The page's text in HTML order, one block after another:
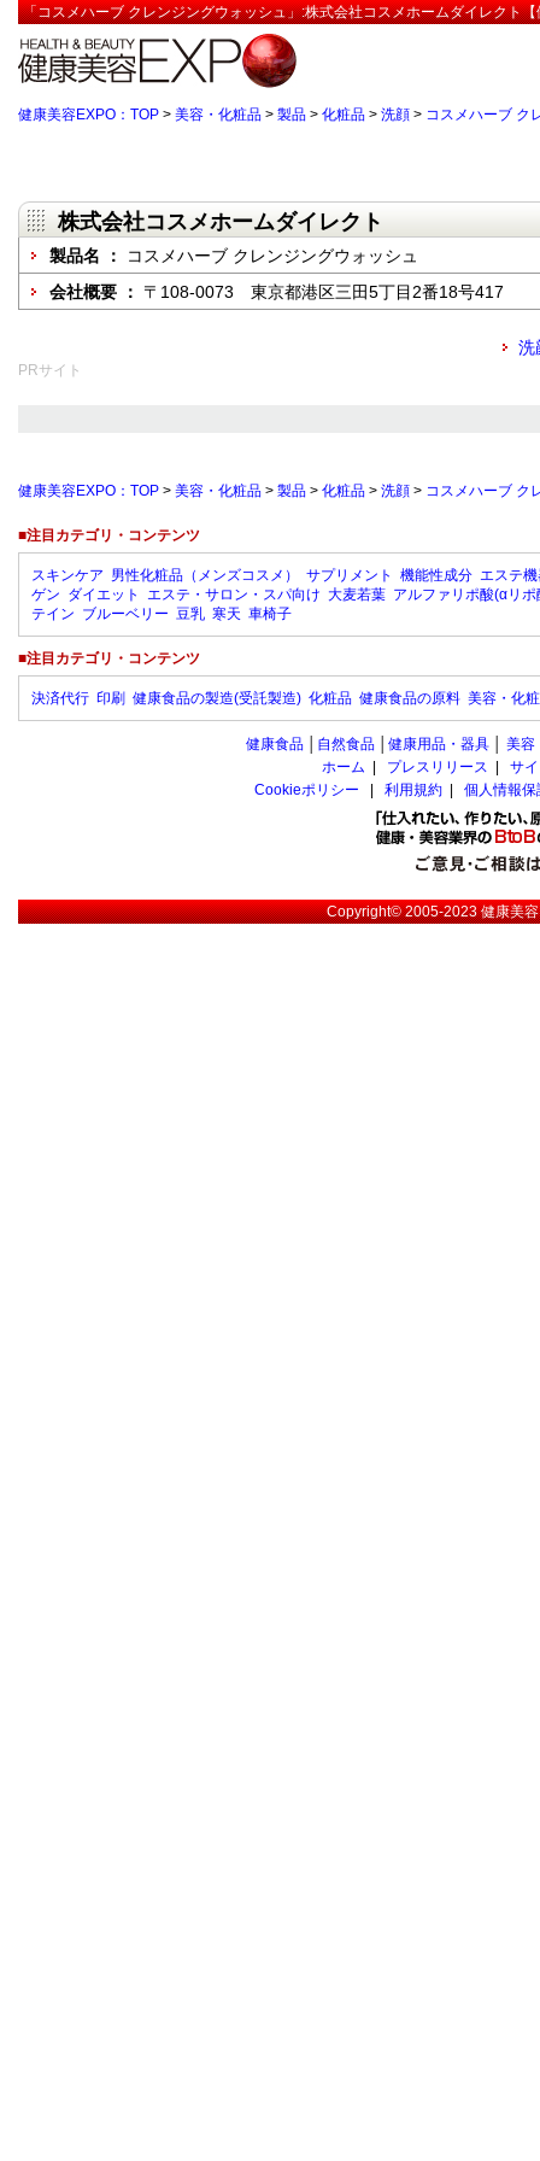
「コスメハーブ クレンジングウォッシュ」:株式会社コスメホームダイレクト
健康美容EXPO：TOP > 美容・化粧品 > 製品 > 化粧品 > 洗顔 > コスメハーブ ク
株式会社コスメホームダイレクト
製品名 ：
コスメハーブ クレンジングウォッシュ
会社概要 ： 〒108-0073 東京都港区三田5丁目2番18号417
洗
PRサイト
健康美容EXPO：TOP > 美容・化粧品 > 製品 > 化粧品 > 洗顔 > コスメハーブ ク
■注目カテゴリ・コンテンツ
スキンケア 男性化粧品（メンズコスメ） サプリメント 機能性成分 エステ
ゲン ダイエット エステ・サロン・スパ向け 大麦若葉 アルファリポ酸(αリポ
テイン ブルーベリー 豆乳 寒天 車椅子
■注目カテゴリ・コンテンツ
決済代行 印刷 健康食品の製造(受託製造) 化粧品 健康食品の原料 美容・化
健康食品 自然食品 健康用品・器具 美容
ホーム
プレスリリース
サ
Cookieポリシー
利用規約 個人情報
Copyright© 2005-2023健康美